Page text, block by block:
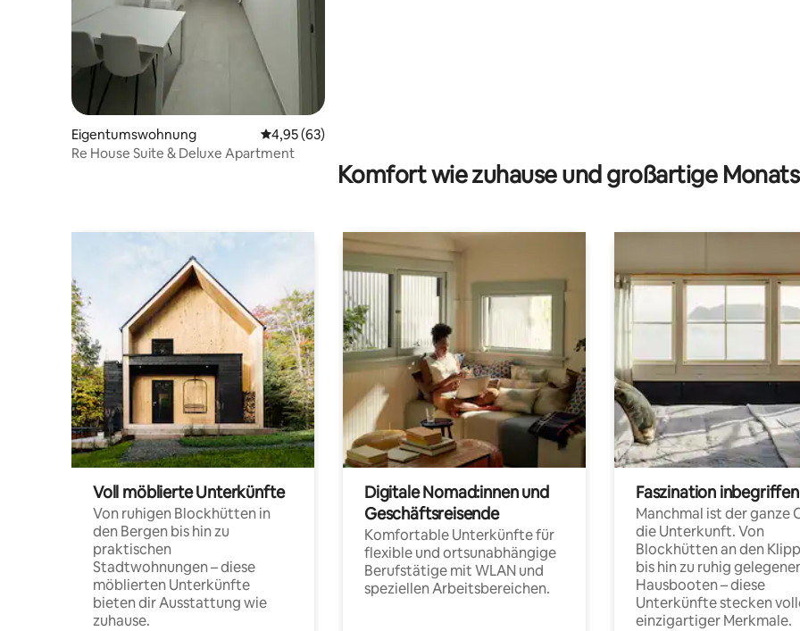
Eigentumswohnung Durchschnittliche Bewertung: 4,95 von 5, 63 Bewertungen
4,95 (63)
Re House Suite & Deluxe Apartment
Komfort wie zuhause und großartige
Voll möblierte Unterkünfte
Von ruhigen Blockhütten in
den Bergen bis hin zu
praktischen
Stadtwohnungen – diese
möblierten Unterkünfte
bieten dir Ausstattung wie
zuhause.
Digitale Nomad:innen und
Geschäftsreisende
Komfortable Unterkünfte für
flexible und ortsunabhängige
Berufstätige mit WLAN und
speziellen Arbeitsbereichen.
Faszination inbegriffen
Manchmal ist der ganze
die Unterkunft. Von
Blockhütten an den
bis hin zu ruhig
Hausbooten – diese
Unterkünfte stecken
einzigartiger Merkmale.